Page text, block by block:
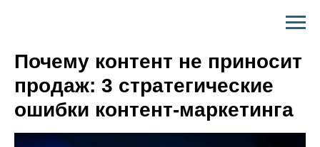
Почему контент не приносит
продаж: 3 стратегические
ошибки контент-маркетинга